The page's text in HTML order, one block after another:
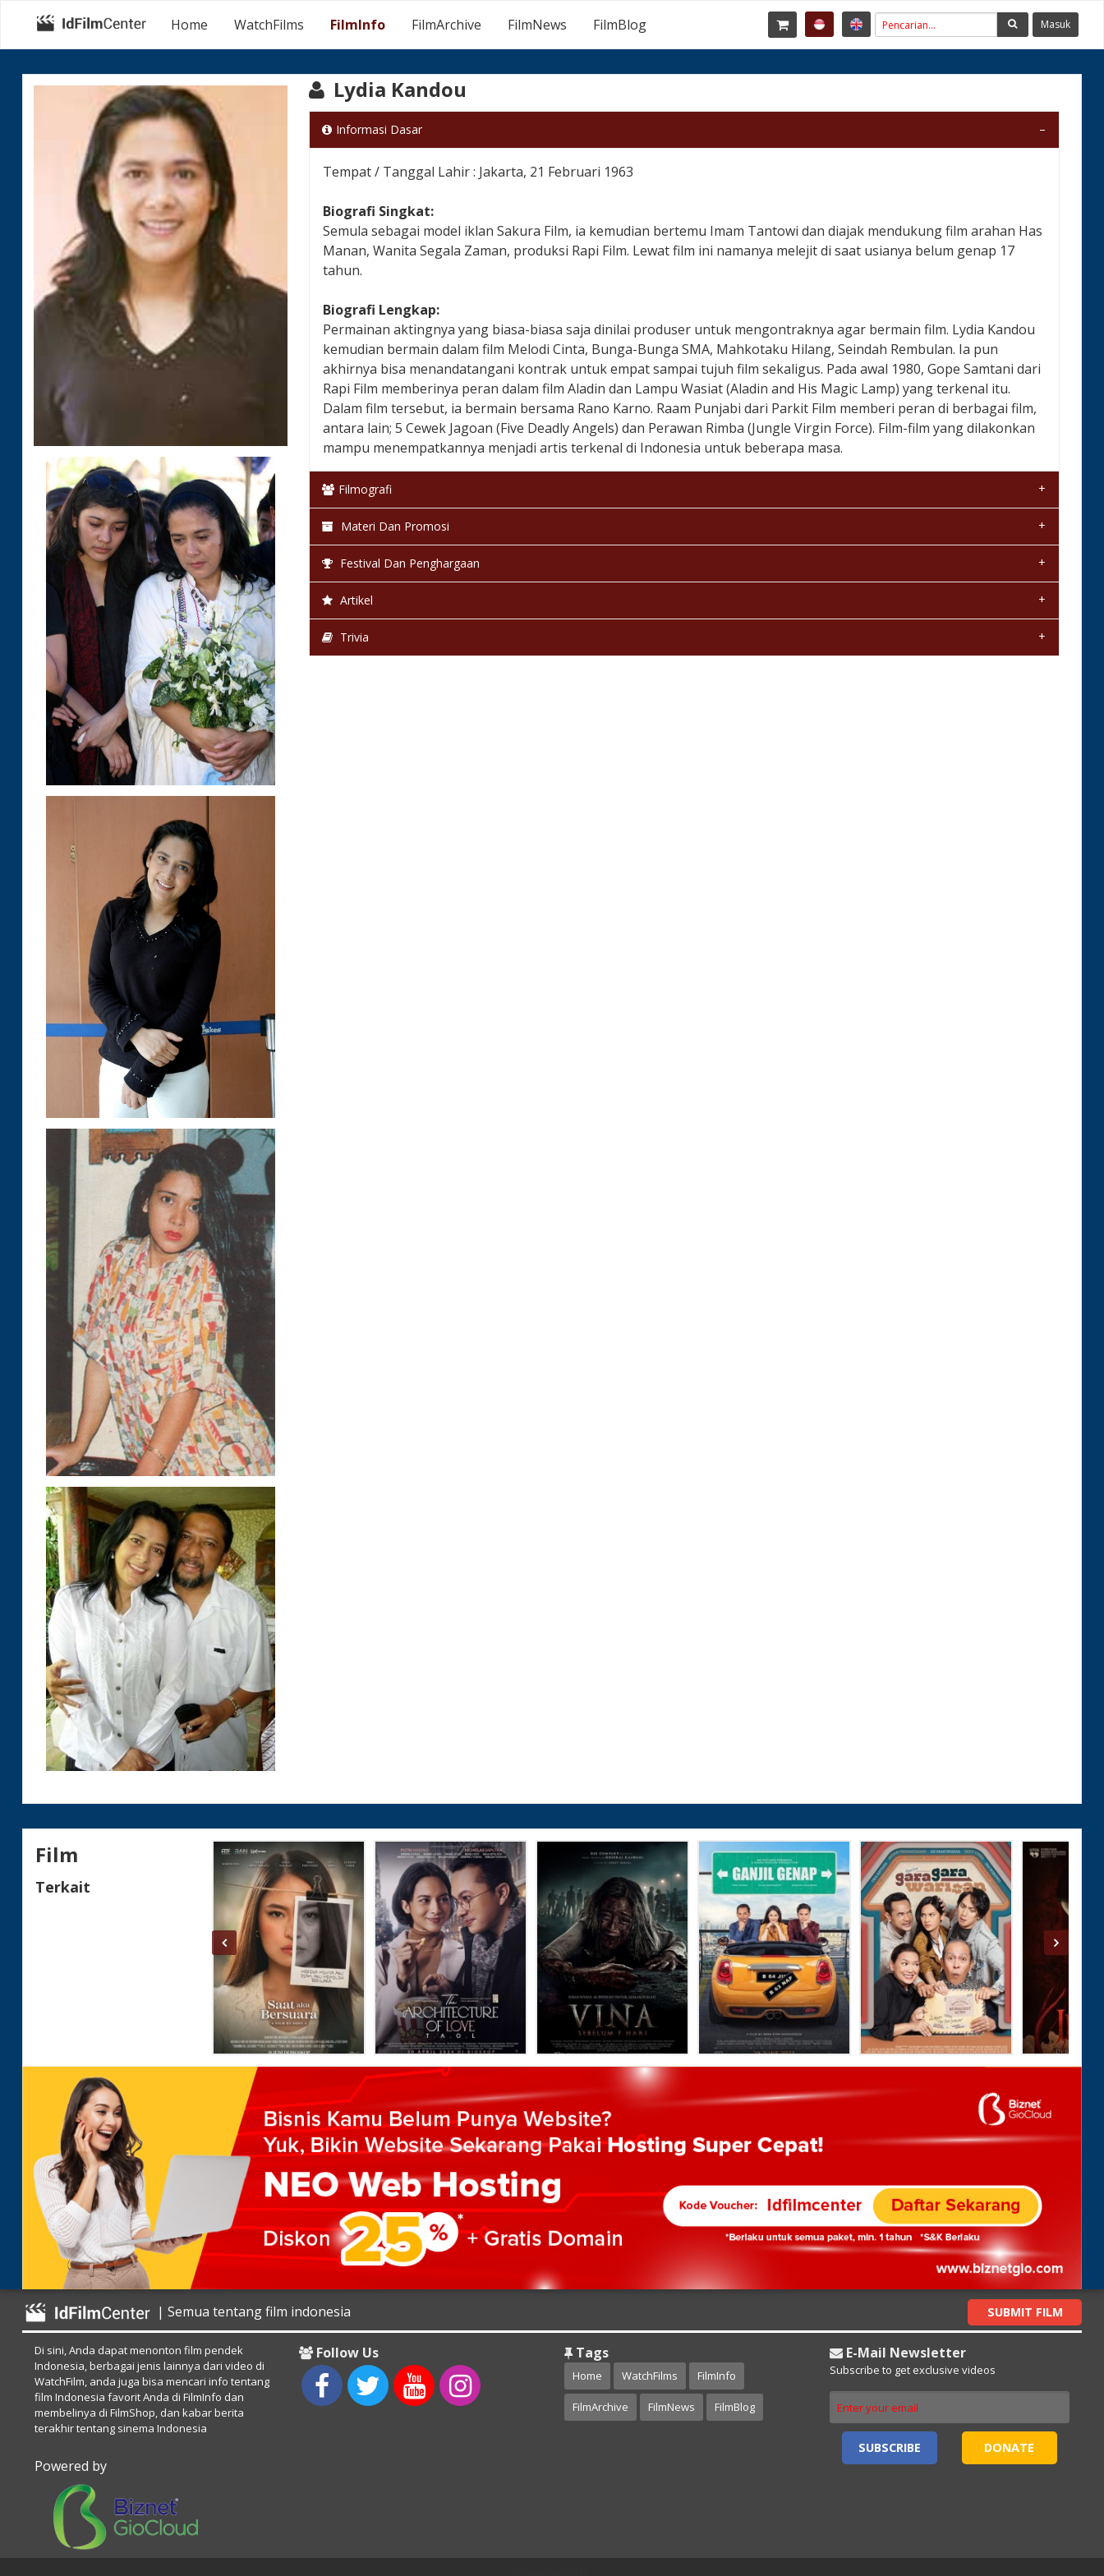
Home WatchFilms FilmInfo FilmArchive FilmNews FilmBlog Masuk
Lydia Kandou
Informasi Dasar
Tempat / Tanggal Lahir : Jakarta, 21 Februari 1963
Biografi Singkat:
Semula sebagai model iklan Sakura Film, ia kemudian bertemu Imam Tantowi dan diajak mendukung film arahan Has
Manan, Wanita Segala Zaman, produksi Rapi Film. Lewat film ini namanya melejit di saat usianya belum genap 17
tahun.
Biografi Lengkap:
Permainan aktingnya yang biasa-biasa saja dinilai produser untuk mengontraknya agar bermain film. Lydia Kandou
kemudian bermain dalam film Melodi Cinta, Bunga-Bunga SMA, Mahkotaku Hilang, Seindah Rembulan. Ia pun
akhirnya bisa menandatangani kontrak untuk empat sampai tujuh film sekaligus. Pada awal 1980, Gope Samtani dari
Rapi Film memberinya peran dalam film Aladin dan Lampu Wasiat (Aladin and His Magic Lamp) yang terkenal itu.
Dalam film tersebut, ia bermain bersama Rano Karno. Raam Punjabi dari Parkit Film memberi peran di berbagai film,
antara lain; 5 Cewek Jagoan (Five Deadly Angels) dan Perawan Rimba (Jungle Virgin Force). Film-film yang dilakonkan
mampu menempatkannya menjadi artis terkenal di Indonesia untuk beberapa masa.
Filmografi
Materi Dan Promosi
Festival Dan Penghargaan
Artikel
Trivia
Film
Terkait
| Semua tentang film indonesia SUBMIT FILM
Di sini, Anda dapat menonton film pendek
Indonesia, berbagai jenis lainnya dari video di
WatchFilm, anda juga bisa mencari info tentang
film Indonesia favorit Anda di FilmInfo dan
membelinya di FilmShop, dan kabar berita
terakhir tentang sinema Indonesia
Powered by
Follow Us Tags
Home WatchFilms FilmInfo
FilmArchive FilmNews FilmBlog
E-Mail Newsletter
Subscribe to get exclusive videos
SUBSCRIBE DONATE